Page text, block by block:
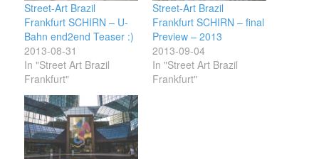
Street-Art Brazil
Frankfurt SCHIRN – U-
Bahn end2end Teaser :)
2013-08-31
In "Street Art Brazil
Frankfurt"
Street-Art Brazil
Frankfurt SCHIRN – final
Preview – 2013
2013-09-04
In "Street Art Brazil
Frankfurt"